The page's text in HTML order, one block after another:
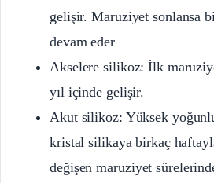
gelişir. Maruziyet sonlansa
devam eder
Akselere silikoz: İlk
yıl içinde gelişir.
Akut silikoz: Yüksek
kristal silikaya birkaç
değişen maruziyet